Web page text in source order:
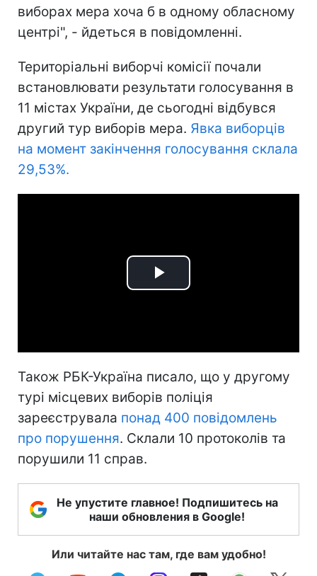
виборах мера хоча б в одному обласному
центрі", - йдеться в повідомленні.
Територіальні виборчі комісії почали
встановлювати результати голосування в
11 містах України, де сьогодні відбувся
другий тур виборів мера. Явка виборців
на момент закінчення голосування склала
29,53%.
Play
Також РБК-Україна писало, що у другому
турі місцевих виборів поліція
зареєструвала понад 400 повідомлень
про порушення. Склали 10 протоколів та
порушили 11 справ.
Не упустите главное! Подпишитесь на
наши обновления в Google!
Или читайте нас там, где вам удобно!